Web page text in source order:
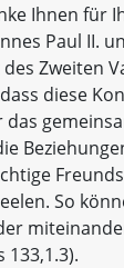
Ihnen
Paul II.
Zweiten
diese
So
133,1.3).